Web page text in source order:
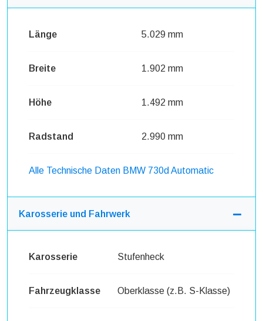
Länge 5.029 mm
Breite 1.902 mm
Höhe 1.492 mm
Radstand 2.990 mm
Alle Technische Daten BMW 730d Automatic
Karosserie und Fahrwerk
Karosserie Stufenheck
Fahrzeugklasse Oberklasse (z.B. S-Klasse)